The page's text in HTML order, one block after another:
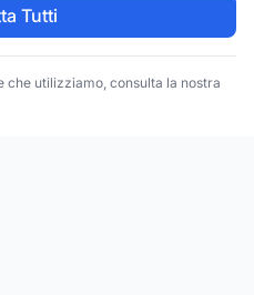
Tutti
che utilizziamo, consulta la nostra